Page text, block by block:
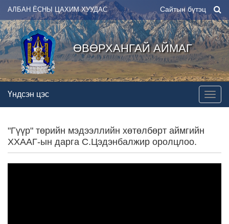
АЛБАН ЁСНЫ ЦАХИМ ХУУДАС Сайтын бүтэц
ӨВӨРХАНГАЙ АЙМАГ
Үндсэн цэс
"Гүүр" төрийн мэдээллийн хөтөлбөрт аймгийн
ХХААГ-ын дарга С.Цэдэнбалжир оролцлоо.